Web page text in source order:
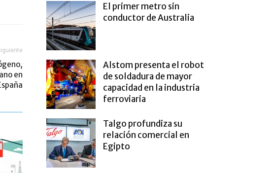
en
El primer metro sin
conductor de Australia
Alstom presenta el robot
de soldadura de mayor
capacidad en la industria
ferroviaria
Talgo profundiza su
relación comercial en
Egipto